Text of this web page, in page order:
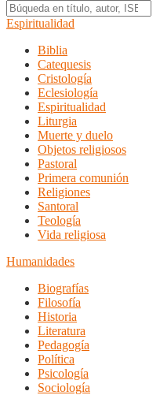
Espiritualidad
Biblia
Catequesis
Cristología
Eclesiología
Espiritualidad
Liturgia
Muerte y duelo
Objetos religiosos
Pastoral
Primera comunión
Religiones
Santoral
Teología
Vida religiosa
Humanidades
Biografías
Filosofía
Historia
Literatura
Pedagogía
Política
Psicología
Sociología